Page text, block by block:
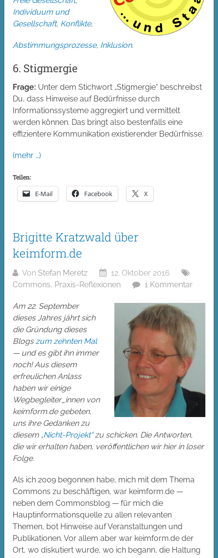
Individuum und
Gesellschaft, Konflikte,
Abstimmungsprozesse, Inklusion.
6. Stigmergie
Frage: Unter dem Stichwort „Stigmergie“ beschreibst
Du, dass Hinweise auf Bedürfnisse durch
Informationssysteme aggregiert und vermittelt
werden können. Das bringt also bestenfalls eine
effizientere Kommunikation existierender Bedürfnisse.
(mehr …)
Teilen:
E-Mail Facebook X
Brigitte Kratzwald über
keimform.de
Von Stefan Meretz
12. Oktober 2016
Commons, Praxis-Reflexionen 1 Kommentar
Am 22. September
dieses Jahres jährt sich
die Gründung dieses
Blogszum zehnten Mal
— und es gibt ihn immer
noch! Aus diesem
erfreulichen Anlass
haben wir einige
Wegbegleiter_innen von
keimform.de gebeten,
uns ihre Gedanken zu
diesem „Nicht-Projekt“zu schicken. Die Antworten,
die wir erhalten haben, veröffentlichen wir hier in loser
Folge.
Als ich 2009 begonnen habe, mich mit dem Thema
Commons zu beschäftigen, war keimform.de —
neben dem Commonsblog — für mich die
Hauptinformationsquelle zu allen relevanten
Themen, bot Hinweise auf Veranstaltungen und
Publikationen. Vor allem aber war keimform.de der
Ort, wo diskutiert wurde, wo ich begann, die Haltung